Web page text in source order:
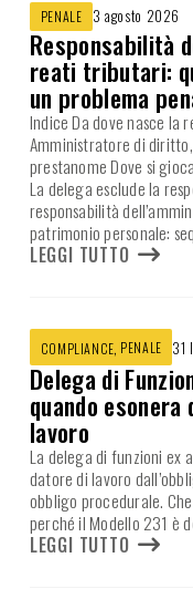
PENALE 3 agosto 2026
Responsabilità
reati tributari:
un problema
Indice Da dove nasce la
Amministratore di
prestanome Dove si
La delega esclude la
responsabilità
patrimonio personale:
LEGGI TUTTO
COMPLIANCE, PENALE 31
Delega di
quando
lavoro
La delega di funzioni ex
datore di lavoro
obbligo procedurale.
perché il Modello 231 è
LEGGI TUTTO